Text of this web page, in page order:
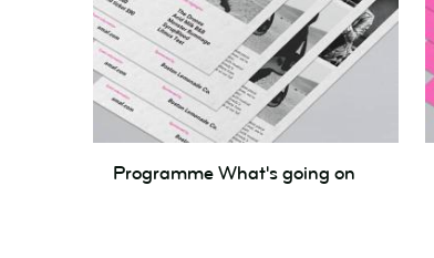
What's
Programme What's going on